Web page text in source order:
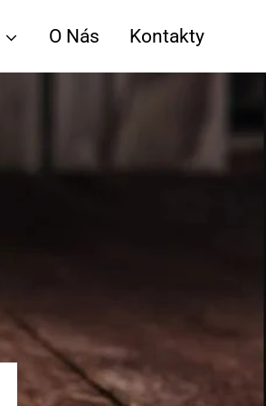
O Nás Kontakty